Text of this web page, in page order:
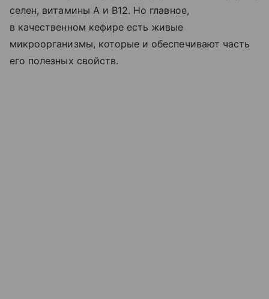
селен, витамины A и B12. Но главное,
в качественном кефире есть живые
микроорганизмы, которые и обеспечивают часть
его полезных свойств.